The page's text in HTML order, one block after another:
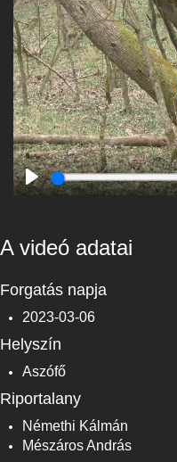
Play
A videó adatai
Forgatás napja
2023-03-06
Helyszín
Aszófő
Riportalany
Némethi Kálmán
Mészáros András